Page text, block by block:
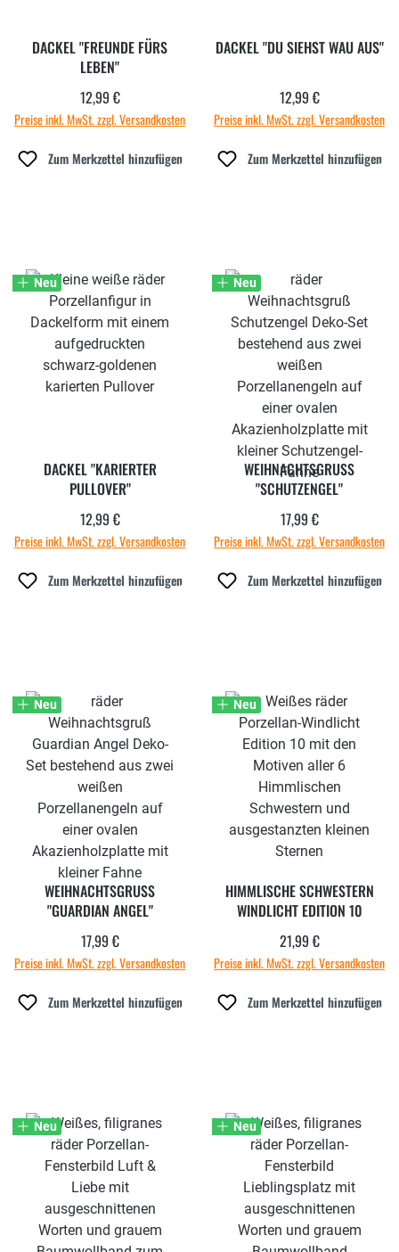
DACKEL "FREUNDE FÜRS
LEBEN"
Regulärer Preis:
12,99 €
Preise inkl. MwSt. zzgl. Versandkosten
Zum Merkzettel hinzufügen
DACKEL "DU SIEHST WAU AUS"
Regulärer Preis:
12,99 €
Preise inkl. MwSt. zzgl. Versandkosten
Zum Merkzettel hinzufügen
Neu
DACKEL "KARIERTER
PULLOVER"
Regulärer Preis:
12,99 €
Preise inkl. MwSt. zzgl. Versandkosten
Zum Merkzettel hinzufügen
Neu
WEIHNACHTSGRUSS "
SCHUTZENGEL"
Regulärer Preis:
17,99 €
Preise inkl. MwSt. zzgl. Versandkosten
Zum Merkzettel hinzufügen
Neu
WEIHNACHTSGRUSS
"GUARDIAN ANGEL"
Regulärer Preis:
17,99 €
Preise inkl. MwSt. zzgl. Versandkosten
Zum Merkzettel hinzufügen
Neu
HIMMLISCHE SCHWESTERN
WINDLICHT EDITION 10
Regulärer Preis:
21,99 €
Preise inkl. MwSt. zzgl. Versandkosten
Zum Merkzettel hinzufügen
Neu Neu